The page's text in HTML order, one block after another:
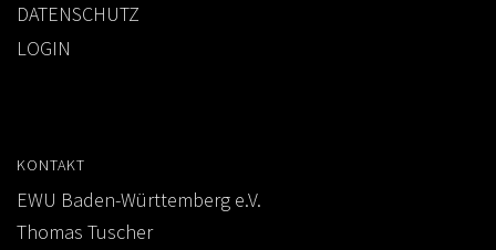
DATENSCHUTZ
LOGIN
KONTAKT
EWU Baden-Württemberg e.V.
Thomas Tuscher